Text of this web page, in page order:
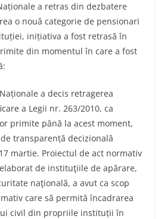
a retras din dezbatere
o nouă categorie de pensionari
inițiativa a fost retrasă în
din momentul în care a fost
a decis retragerea
a Legii nr. 263/2010, ca
primite până la acest moment,
transparență decizională
martie. Proiectul de act normativ
de instituţiile de apărare,
naţională, a avut ca scop
care să permită încadrarea
civil din propriile instituții în